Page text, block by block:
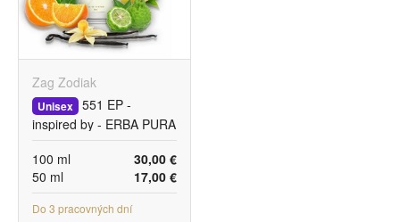
Zag Zodiak
Unisex 551 EP -
inspired by - ERBA PURA
30,00 €
100 ml
17,00 €
50 ml
Do 3 pracovných dní